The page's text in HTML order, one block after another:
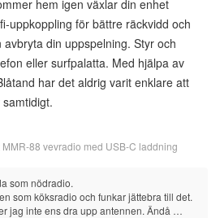
hem igen växlar din enhet
uppkoppling för bättre räckvidd och
din uppspelning. Styr och
eller surfpalatta. Med hjälpa av
har det aldrig varit enklare att
MMR-88 vevradio med USB-C laddning
som nödradio.
som köksradio och funkar jättebra till det.
jag inte ens dra upp antennen. Ändå